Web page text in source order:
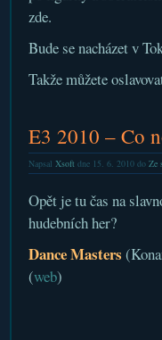
zde.
Bude se nacházet v
Takže můžete
E3 2010 – Co
Napsal Xsoftdne 15. 6. 2010 do Ze
Opět je tu čas na
hudebních her?
Dance Masters
(web)